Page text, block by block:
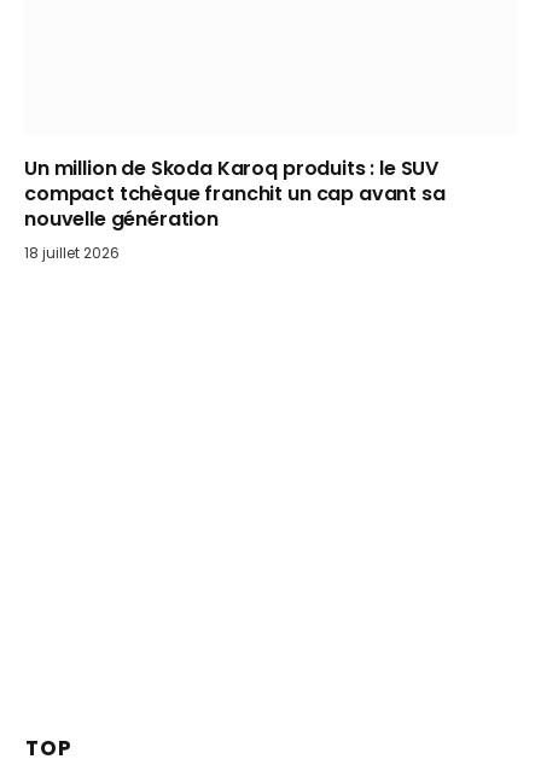
Un million de Skoda Karoq produits : le SUV
compact tchèque franchit un cap avant sa
nouvelle génération
18 juillet 2026
TOP